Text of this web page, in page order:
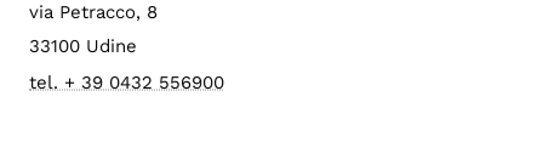
via Petracco, 8
33100 Udine
tel. + 39 0432 556900